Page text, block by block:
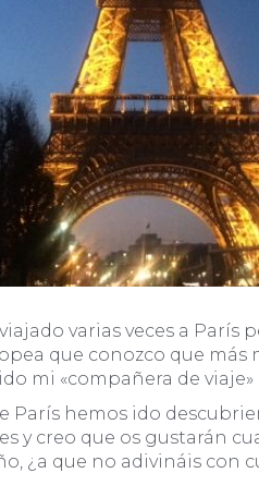
varias veces a
que conozco que más
mi «compañera de
París hemos ido
y creo que os gustarán
¿a que no adivináis con